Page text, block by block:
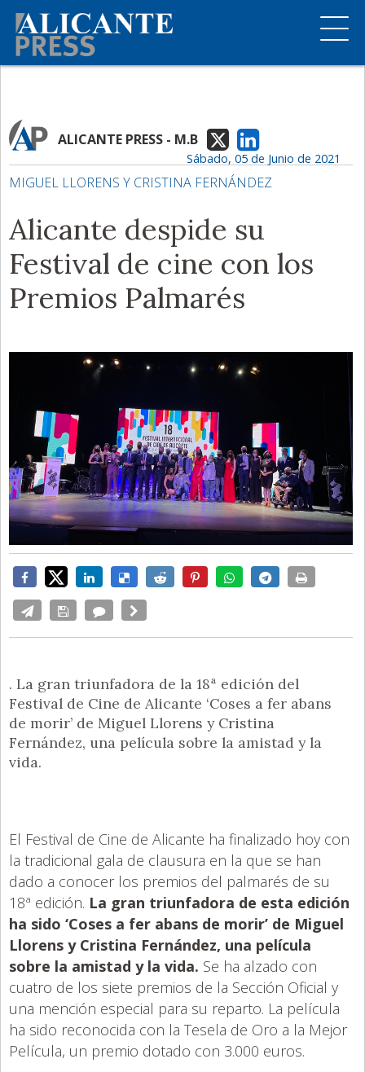
ALICANTE PRESS - M.B
Sábado, 05 de Junio de 2021
MIGUEL LLORENS Y CRISTINA FERNÁNDEZ
Alicante despide su
Festival de cine con los
Premios Palmarés
. La gran triunfadora de la 18ª edición del
Festival de Cine de Alicante ‘Coses a fer abans
de morir’ de Miguel Llorens y Cristina
Fernández, una película sobre la amistad y la
vida.
El Festival de Cine de Alicante ha finalizado hoy con
la tradicional gala de clausura en la que se han
dado a conocer los premios del palmarés de su
18ª edición. La gran triunfadora de esta edición
ha sido ‘Coses a fer abans de morir’ de Miguel
Llorens y Cristina Fernández, una película
sobre la amistad y la vida. Se ha alzado con
cuatro de los siete premios de la Sección Oficial y
una mención especial para su reparto. La película
ha sido reconocida con la Tesela de Oro a la Mejor
Película, un premio dotado con 3.000 euros.